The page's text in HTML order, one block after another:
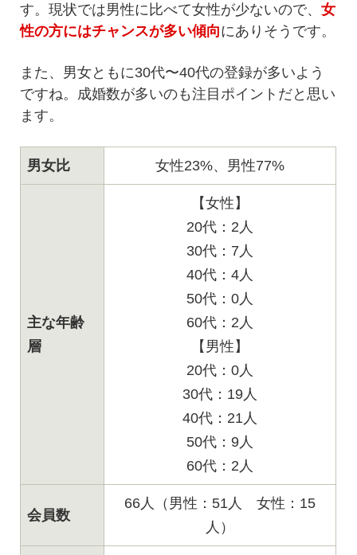
す。現状では男性に比べて女性が少ないので、女
性の方にはチャンスが多い傾向にありそうです。
また、男女ともに30代〜40代の登録が多いよう
ですね。成婚数が多いのも注目ポイントだと思い
ます。
男女比 女性23%、男性77%
主な年齢
層
【女性】
20代：2人
30代：7人
40代：4人
50代：0人
60代：2人
【男性】
20代：0人
30代：19人
40代：21人
50代：9人
60代：2人
会員数
66人（男性：51人 女性：15
人）